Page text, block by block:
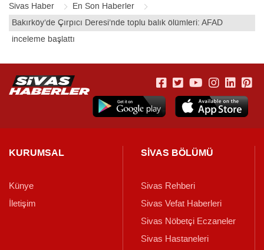
Sivas Haber
En Son Haberler
Bakırköy’de Çırpıcı Deresi’nde toplu balık ölümleri: AFAD
inceleme başlattı
KURUMSAL
Künye
İletişim
SİVAS BÖLÜMÜ
Sivas Rehberi
Sivas Vefat Haberleri
Sivas Nöbetçi Eczaneler
Sivas Hastaneleri